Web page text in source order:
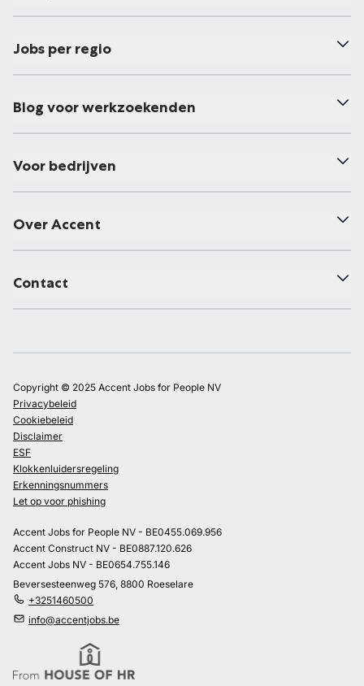
Jobs per regio
Blog voor werkzoekenden
Voor bedrijven
Over Accent
Contact
Copyright © 2025 Accent Jobs for People NV
Privacybeleid
Cookiebeleid
Disclaimer
ESF
Klokkenluidersregeling
Erkenningsnummers
Let op voor phishing
Accent Jobs for People NV - BE0455.069.956
Accent Construct NV - BE0887.120.626
Accent Jobs NV - BE0654.755.146
Beversesteenweg 576, 8800 Roeselare
+3251460500
info@accentjobs.be